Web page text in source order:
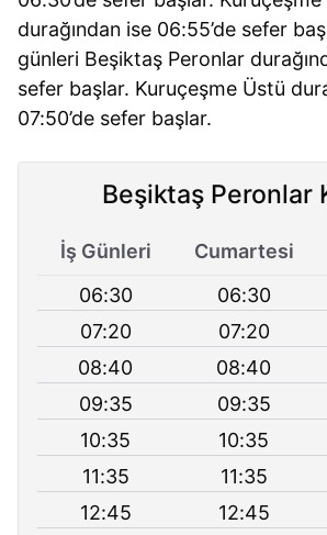
durağından ise 06:55’de sefer
günleri Beşiktaş Peronlar
sefer başlar. Kuruçeşme Üstü
07:50’de sefer başlar.
Beşiktaş Peronlar
İş Günleri Cumartesi
06:30
06:30
07:20
07:20
08:40
08:40
09:35
09:35
10:35
10:35
11:35
11:35
12:45
12:45